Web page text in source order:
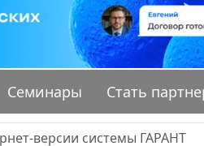
Семинары Стать